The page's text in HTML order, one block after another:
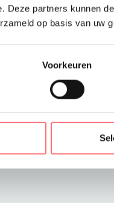
Deze partners kunnen
op basis van uw
Voorkeuren